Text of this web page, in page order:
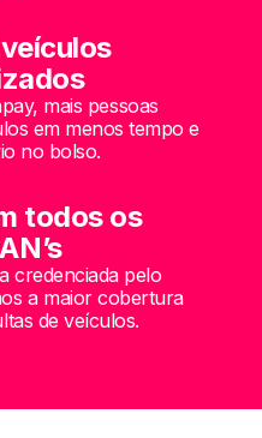
mais pessoas
em menos tempo e
no bolso.
todos os
credenciada pelo
a maior cobertura
de veículos.